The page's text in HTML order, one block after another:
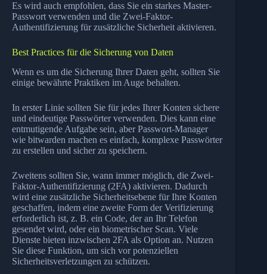
Es wird auch empfohlen, dass Sie ein starkes Master-
Passwort verwenden und die Zwei-Faktor-
Authentifizierung für zusätzliche Sicherheit aktivieren.
Best Practices für die Sicherung von Daten
Wenn es um die Sicherung Ihrer Daten geht, sollten Sie
einige bewährte Praktiken im Auge behalten.
In erster Linie sollten Sie für jedes Ihrer Konten sichere
und eindeutige Passwörter verwenden. Dies kann eine
entmutigende Aufgabe sein, aber Passwort-Manager
wie bitwarden machen es einfach, komplexe Passwörter
zu erstellen und sicher zu speichern.
Zweitens sollten Sie, wann immer möglich, die Zwei-
Faktor-Authentifizierung (2FA) aktivieren. Dadurch
wird eine zusätzliche Sicherheitsebene für Ihre Konten
geschaffen, indem eine zweite Form der Verifizierung
erforderlich ist, z. B. ein Code, der an Ihr Telefon
gesendet wird, oder ein biometrischer Scan. Viele
Dienste bieten inzwischen 2FA als Option an. Nutzen
Sie diese Funktion, um sich vor potenziellen
Sicherheitsverletzungen zu schützen.